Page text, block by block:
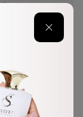
из нескольких